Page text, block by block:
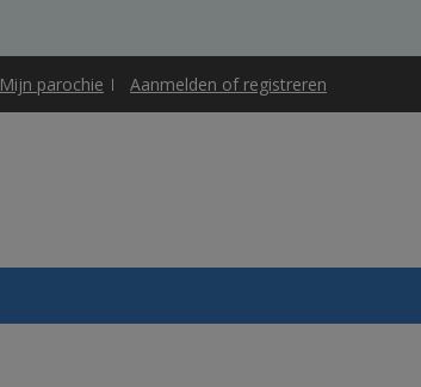
Mijn parochie Aanmelden of registreren